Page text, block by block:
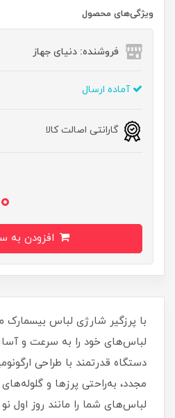
ویژگی‌های محصول
فروشنده: دنیای جهاز
آماده ارسال
گارانتی اصالت کالا
لباس‌های خود را به سرعت و
دستگاه قدرتمند با طراحی
مجدد، به‌راحتی پرزها و
لباس‌های شما را مانند روز اول